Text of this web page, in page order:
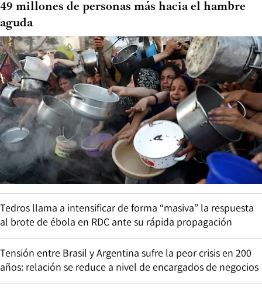
49 millones de personas más hacia el hambre
aguda
Tedros llama a intensificar de forma “masiva” la respuesta
al brote de ébola en RDC ante su rápida propagación
Tensión entre Brasil y Argentina sufre la peor crisis en 200
años: relación se reduce a nivel de encargados de negocios